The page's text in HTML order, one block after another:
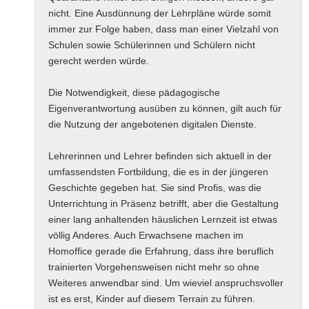
nicht. Eine Ausdünnung der Lehrpläne würde somit
immer zur Folge haben, dass man einer Vielzahl von
Schulen sowie Schülerinnen und Schülern nicht
gerecht werden würde.
Die Notwendigkeit, diese pädagogische
Eigenverantwortung ausüben zu können, gilt auch für
die Nutzung der angebotenen digitalen Dienste.
Lehrerinnen und Lehrer befinden sich aktuell in der
umfassendsten Fortbildung, die es in der jüngeren
Geschichte gegeben hat. Sie sind Profis, was die
Unterrichtung in Präsenz betrifft, aber die Gestaltung
einer lang anhaltenden häuslichen Lernzeit ist etwas
völlig Anderes. Auch Erwachsene machen im
Homoffice gerade die Erfahrung, dass ihre beruflich
trainierten Vorgehensweisen nicht mehr so ohne
Weiteres anwendbar sind. Um wieviel anspruchsvoller
ist es erst, Kinder auf diesem Terrain zu führen.